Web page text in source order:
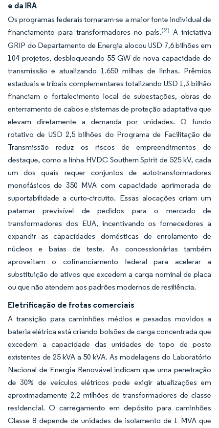
e da IRA
Os programas federais tornaram-se a maior fonte individual de
financiamento para transformadores no país.(2) A iniciativa
GRIP do Departamento de Energia alocou USD 7,6 bilhões em
104 projetos, desbloqueando 55 GW de nova capacidade de
transmissão e atualizando 1.650 milhas de linhas. Prêmios
estaduais e tribais complementares totalizando USD 1,3 bilhão
financiam o fortalecimento local de subestações, obras de
enterramento de cabos e sistemas de proteção adaptativa que
elevam diretamente a demanda por unidades. O fundo
rotativo de USD 2,5 bilhões do Programa de Facilitação de
Transmissão reduz os riscos de empreendimentos de
destaque, como a linha HVDC Southern Spirit de 525 kV, cada
um dos quais requer conjuntos de autotransformadores
monofásicos de 350 MVA com capacidade aprimorada de
suportabilidade a curto-circuito. Essas alocações criam um
patamar previsível de pedidos para o mercado de
transformadores dos EUA, incentivando os fornecedores a
expandir as capacidades domésticas de enrolamento de
núcleos e baias de teste. As concessionárias também
aproveitam o cofinanciamento federal para acelerar a
substituição de ativos que excedem a carga nominal de placa
ou que não atendem aos padrões modernos de resiliência.
Eletrificação de frotas comerciais
A transição para caminhões médios e pesados movidos a
bateria elétrica está criando bolsões de carga concentrada que
excedem a capacidade das unidades de topo de poste
existentes de 25 kVA a 50 kVA. As modelagens do Laboratório
Nacional de Energia Renovável indicam que uma penetração
de 30% de veículos elétricos pode exigir atualizações em
aproximadamente 2,2 milhões de transformadores de classe
residencial. O carregamento em depósito para caminhões
Classe 8 depende de unidades de isolamento de 1 MVA que